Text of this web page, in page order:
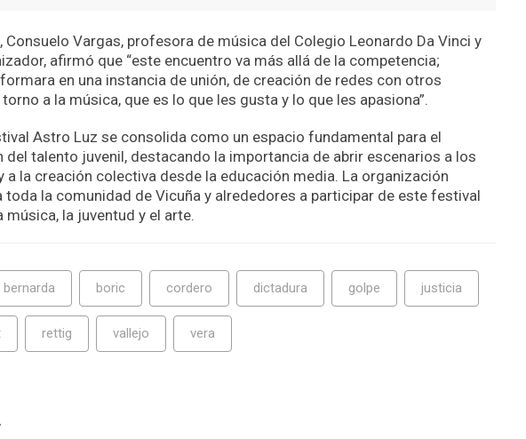
Consuelo Vargas, profesora de música del Colegio Leonardo Da Vinci y
afirmó que “este encuentro va más allá de la competencia;
en una instancia de unión, de creación de redes con otros
a la música, que es lo que les gusta y lo que les apasiona”.
Astro Luz se consolida como un espacio fundamental para el
del talento juvenil, destacando la importancia de abrir escenarios a los
a la creación colectiva desde la educación media. La organización
toda la comunidad de Vicuña y alrededores a participar de este festival
música, la juventud y el arte.
bernarda boric cordero dictadura golpe justicia
rettig vallejo vera